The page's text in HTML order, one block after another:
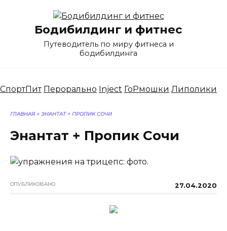
содержаниюБодибилдинг и фитнес
Путеводитель по миру фитнеса и
бодибилдинга
СпортПит Перорально Inject ГоРмошки Липолики
ГЛАВНАЯ > ЭНАНТАТ + ПРОПИК СОЧИ
Энантат + Пропик Сочи
ОПУБЛИКОВАНО 27.04.2020